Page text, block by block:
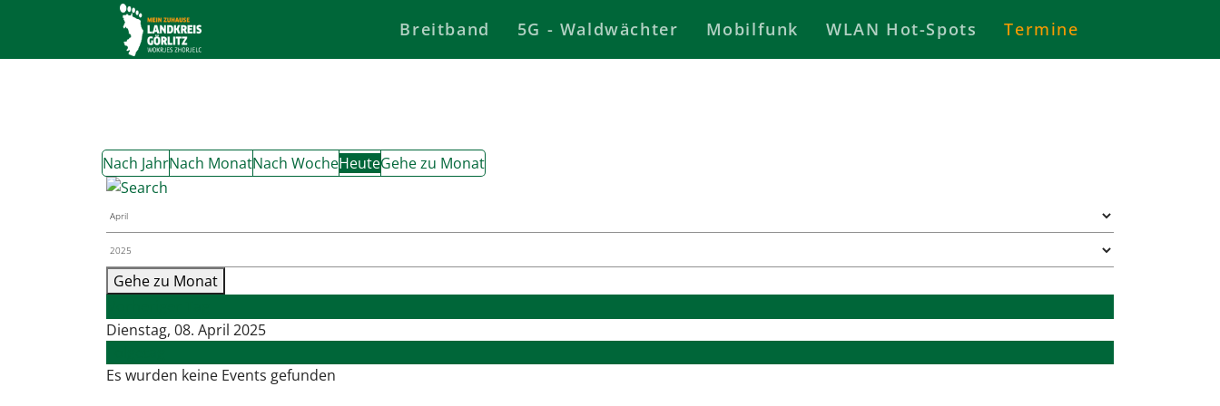
Breitband 5G - Waldwächter Mobilfunk WLAN Hot-Spots Termine
Nach JahrNach MonatNach WocheHeuteGehe zu Monat
Gehe zu Monat
Dienstag, 08. April 2025
Es wurden keine Events gefunden